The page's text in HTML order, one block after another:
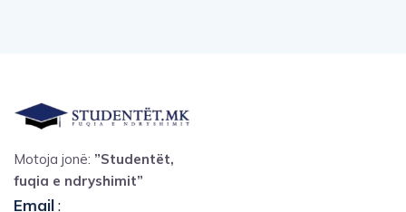
Motoja jonë: ”Studentët,
fuqia e ndryshimit”
Email: